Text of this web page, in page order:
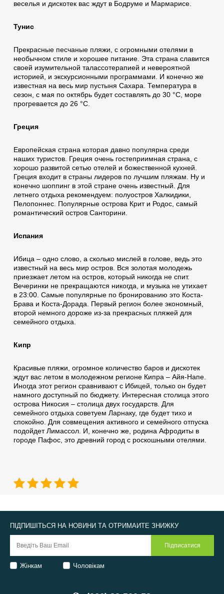
веселья и дискотек вас ждут в Бодруме и Мармарисе.
Тунис
Прекрасные песчаные пляжи, с огромными отелями в
необычном стиле и хорошее питание. Эта страна славится
своей изумительной талассотерапией и невероятной
историей, и экскурсионными программами. И конечно же
известная на весь мир пустыня Сахара. Температура в
сезон, с мая по октябрь будет составлять до 30 °C, море
прогревается до 26 °C.
Греция
Европейская страна которая давно популярна среди
наших туристов. Греция очень гостеприимная страна, с
хорошо развитой сетью отелей и божественной кухней.
Греция входит в страны лидеров по лучшим пляжам. Ну и
конечно шоппинг в этой стране очень известный. Для
летнего отдыха рекомендуем: полуостров Халкидики,
Пелопоннес. Популярные острова Крит и Родос, самый
романтический остров Санторини.
Испания
Ибица – одно слово, а сколько мислей в голове, ведь это
известный на весь мир остров. Вся золотая молодежь
приезжает летом на остров, который никогда не спит.
Вечеринки не прекращаются никогда, и музыка не утихает
в 23:00. Самые популярные по бронированию это Коста-
Брава и Коста-Дорада. Первый регион более экономный,
второй немного дороже из-за прекрасных пляжей для
семейного отдыха.
Кипр
Красивые пляжи, огромное количество баров и дискотек
ждут вас летом в молодежном регионе Кипра – Айя-Напе.
Иногда этот регион сравнивают с Ибицей, только он будет
намного доступный по бюджету. Интересная столица этого
острова Никосия – столица двух государств. Для
семейного отдыха советуем Ларнаку, где будет тихо и
спокойно. Для совмещения активного и семейного отпуска
подойдет Лимассол. И, конечно же, родина Афродиты в
городе Пафос, это древний город с роскошными отелями.
ПІДПИШІТЬСЯ НА НОВИНИ ТА ОТРИМАЙТЕ ЗНИЖКУ
Жінкам Чоловікам